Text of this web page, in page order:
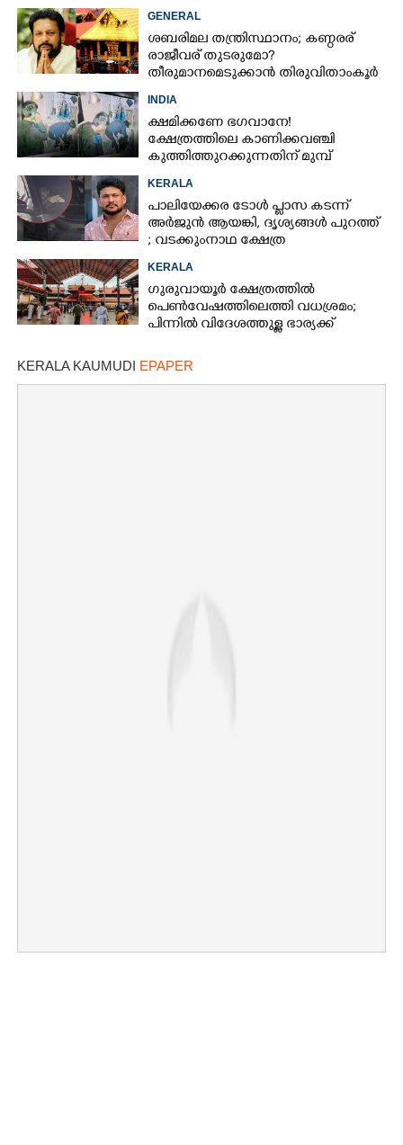
GENERAL
ശബരിമല തന്ത്രിസ്ഥാനം; കണ്ഠരര്
രാജീവര് തുടരുമോ?
തീരുമാനമെടുക്കാൻ തിരുവിതാംകൂർ
INDIA
ക്ഷമിക്കണേ ഭഗവാനേ!
ക്ഷേത്രത്തിലെ കാണിക്കവഞ്ചി
കുത്തിത്തുറക്കുന്നതിന് മുമ്പ്
KERALA
പാലിയേക്കര ടോൾ പ്ലാസ കടന്ന്
അർജുൻ ആയങ്കി,​ ദൃശ്യങ്ങൾ പുറത്ത്
; വടക്കുംനാഥ ക്ഷേത്ര
പോസ്റ്റ്
KERALA
ഗുരുവായൂർ ക്ഷേത്രത്തിൽ
പെൺവേഷത്തിലെത്തി വധശ്രമം;
പിന്നിൽ വിദേശത്തുള്ള ഭാര്യക്ക്
KERALA KAUMUDI EPAPER